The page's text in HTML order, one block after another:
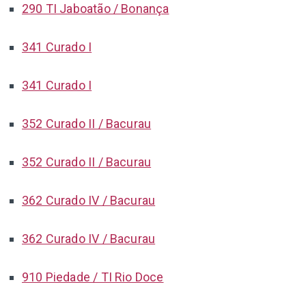
290 TI Jaboatão / Bonança
341 Curado I
341 Curado I
352 Curado II / Bacurau
352 Curado II / Bacurau
362 Curado IV / Bacurau
362 Curado IV / Bacurau
910 Piedade / TI Rio Doce